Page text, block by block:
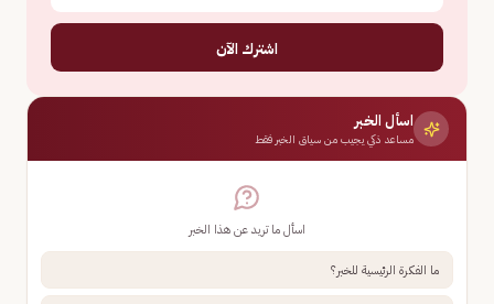
اشترك الآن
اسأل الخبر
مساعد ذكي يجيب من سياق الخبر فقط
اسأل ما تريد عن هذا الخبر
ما الفكرة الرئيسية للخبر؟